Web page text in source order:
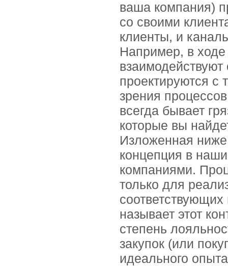
ваша компания)
со своими
клиенты, и
Например, в ходе
проектируются с
зрения
всегда бывает
которые вы
Изложенная
концепция в наши
компаниями.
только для
называет этот
степень
закупок (или
идеального